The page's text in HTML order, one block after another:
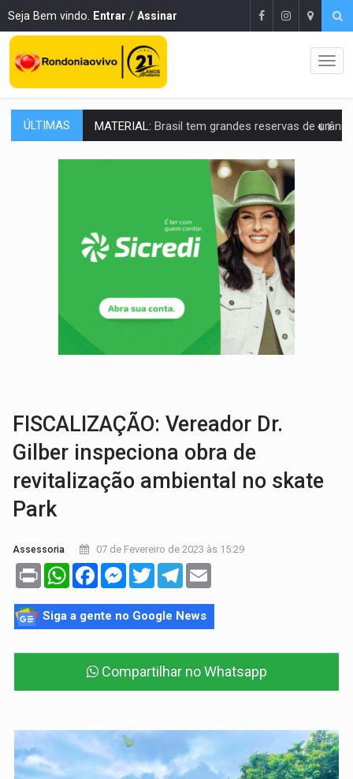
Seja Bem vindo. Entrar / Assinar
ÚLTIMAS MATERIAL: Brasil tem grandes reservas de urânio, mas produz pouco e
VÍDEO:Serpente capturada na fábrica da Coca-Cola é
Cientistas cassados pelo AI-5 se tornam pesquisadores
Líder religioso é preso por abusar de fiéis sob pretexto de
LEVANTAMENTO:Brasil tem uma história marcada por guerras, revoltas e
Mulher é encontrada morta dentro de residência
'XANDY DO MOTOCROSS':Pai morre em acidente na BR-364 duas semanas após
PESO DO VOTO: Cinco maiores colégios eleitorais concentram 53,7% dos
BOLSAS DE PESQUISA:
FISCALIZAÇÃO: Vereador Dr.
Gilber inspeciona obra de
revitalização ambiental no skate
Park
Assessoria 07 de Fevereiro de 2023 às 15:29
Print WhatsAppFacebookMessenger
TwitterTelegram
Siga a gente no Google News
Compartilhar no Whatsapp